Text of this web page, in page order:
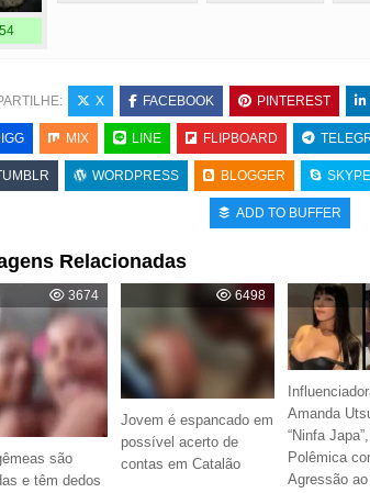
X FACEBOOK PINTEREST
MIX LINE FLIPBOARD
WORDPRESS BLOGGER SKYPE
ADD TO BUFFER
Relacionadas
3674
são
e têm dedos
6498
Jovem é espancado em
possível acerto de
contas em Catalão
Amanda
“Ninfa
Polêmica
Agressão